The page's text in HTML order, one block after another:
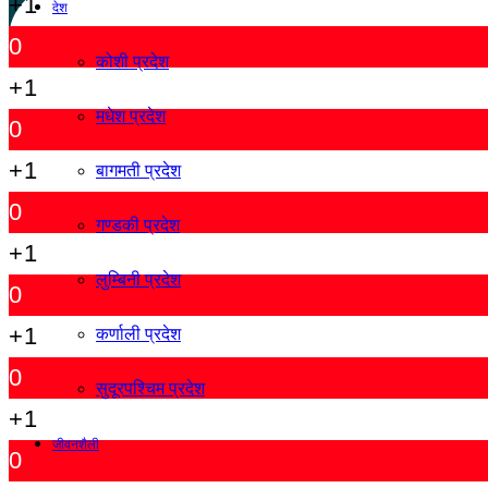
देश
कोशी प्रदेश
मधेश प्रदेश
बागमती प्रदेश
गण्डकी प्रदेश
लुम्बिनी प्रदेश
कर्णाली प्रदेश
सुदूरपश्चिम प्रदेश
जीवनशैली
0
+1
0
+1
0
+1
0
+1
0
+1
0